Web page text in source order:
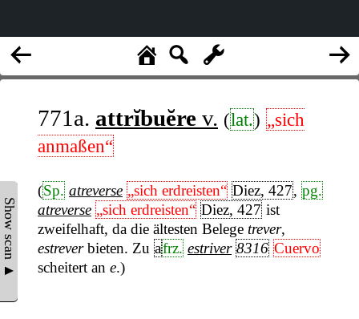
Show scan ▲
771a. attrĭbuĕre v. (lat.) „sich
anmaßen“
(Sp. atreverse „sich erdreisten“ Diez, 427, pg.
atreverse „sich erdreisten“ Diez, 427 ist
zweifelhaft, da die ältesten Belege trever,
estreverbieten. Zu afrz. estriver 8316 Cuervo
scheitert an e.)